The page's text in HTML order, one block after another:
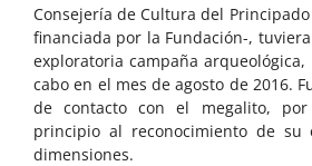
Consejería de Cultura del
financiada por la Fundación-,
exploratoria campaña
cabo en el mes de agosto de 2016.
de contacto con el megalito,
principio al reconocimiento de
dimensiones.